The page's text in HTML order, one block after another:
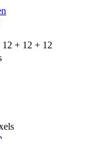
+ 12 + 12